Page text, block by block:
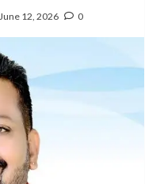
June 12, 2026 0